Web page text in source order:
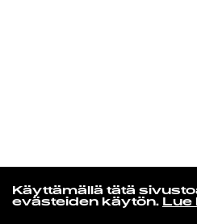
Käyttämällä tätä
evästeiden käytön. Lue
Mariya Takeuchi
シェットランドに頬をうずめて